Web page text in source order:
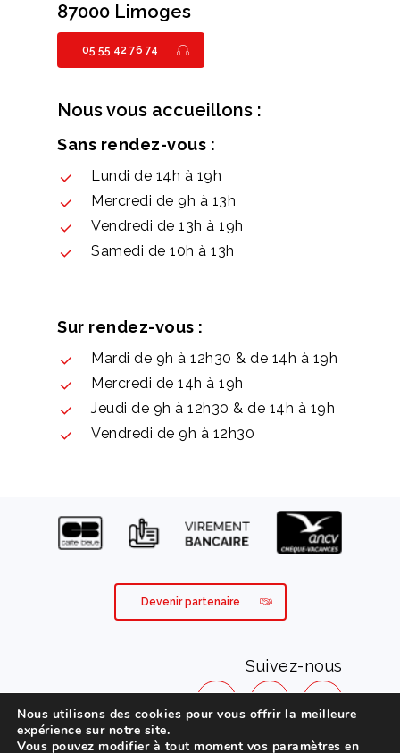
87000 Limoges
05 55 42 76 74
Nous vous accueillons :
Sans rendez-vous :
Lundi de 14h à 19h
Mercredi de 9h à 13h
Vendredi de 13h à 19h
Samedi de 10h à 13h
Sur rendez-vous :
Mardi de 9h à 12h30 & de 14h à 19h
Mercredi de 14h à 19h
Jeudi de 9h à 12h30 & de 14h à 19h
Vendredi de 9h à 12h30
Devenir partenaire
Suivez-nous
Nous utilisons des cookies pour vous offrir la meilleure
expérience sur notre site.
Vous pouvez modifier à tout moment vos paramètres en